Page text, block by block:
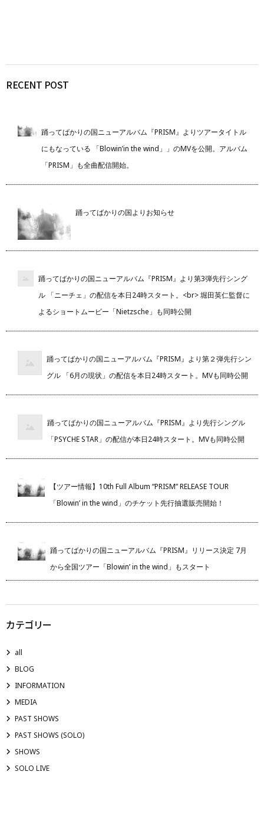
RECENT POST
踊ってばかりの国ニューアルバム『PRISM』よりツアータイトル
にもなっている 「Blowin’in the wind」」のMVを公開。アルバム
「PRISM」も全曲配信開始。
踊ってばかりの国よりお知らせ
踊ってばかりの国ニューアルバム『PRISM』より第3弾先行シング
ル 「ニーチェ」の配信を本日24時スタート。<br> 堀田英仁監督に
よるショートムービー「Nietzsche」も同時公開
踊ってばかりの国ニューアルバム『PRISM』より第２弾先行シン
グル 「6月の現状」の配信を本日24時スタート。MVも同時公開
踊ってばかりの国ニューアルバム『PRISM』より先行シングル
「PSYCHE STAR」の配信が本日24時スタート。MVも同時公開
【ツアー情報】10th Full Album “PRISM” RELEASE TOUR
「Blowin’ in the wind」のチケット先行抽選販売開始！
踊ってばかりの国ニューアルバム『PRISM』リリース決定 7月
から全国ツアー「Blowin’ in the wind」もスタート
カテゴリー
all
BLOG
INFORMATION
MEDIA
PAST SHOWS
PAST SHOWS (SOLO)
SHOWS
SOLO LIVE